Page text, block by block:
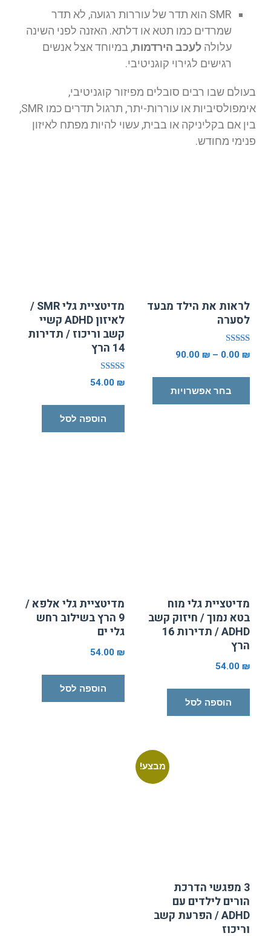
SMR הוא תדר של עוררות רגועה, לא תדר
שמרדים כמו תטא או דלתא. האזנה לפני השינה
עלולה לעכב הירדמות, במיוחד אצל אנשים
רגישים לגירוי קוגניטיבי.
בעולם שבו רבים סובלים מפיזור קוגניטיבי,
אימפולסיביות או עוררות-יתר, תרגול תדרים כמו SMR,
בין אם בקליניקה או בבית, עשוי להיות מפתח לאיזון
פנימי מחודש.
לראות את הילד מבעד
לסערה
דורג
5.00
0.00 ₪
–
90.00 ₪
בחר אפשרויות
מדיטציית גלי SMR /
לאיזון ADHD קשיי
קשב וריכוז / תדירות
14 הרץ
דורג
5.00
54.00₪
הוספה לסל
מדיטציית גלי מוח
בטא נמוך / חיזוק קשב
ADHD / תדירות 16
הרץ
54.00 ₪
הוספה לסל
מדיטציית גלי אלפא /
9 הרץ בשילוב רחש
גלי ים
54.00₪
הוספה לסל
מבצע!
3 מפגשי הדרכת
הורים לילדים עם
ADHD / הפרעת קשב
וריכוז